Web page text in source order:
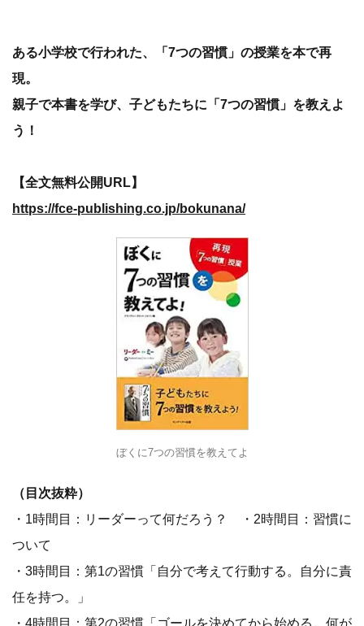
ある小学校で行われた、「7つの習慣」の授業を本で再
現。
親子で本書を学び、子どもたちに「7つの習慣」を教えよ
う！
【全文無料公開URL】
https://fce-publishing.co.jp/bokunana/
ぼくに7つの習慣を教えてよ
（目次抜粋）
・1時間目：リーダーって何だろう？ ・2時間目：習慣に
ついて
・3時間目：第1の習慣「自分で考えて行動する。自分に責
任を持つ。」
・4時間目：第2の習慣「ゴールを決めてから始める。何が